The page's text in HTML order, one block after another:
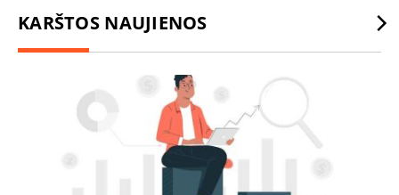
KARŠTOS NAUJIENOS